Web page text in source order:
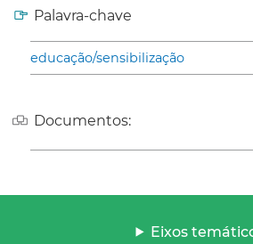
Palavra-chave
educação/sensibilização
Documentos:
Eixos